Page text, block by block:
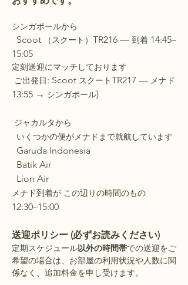
シンガポールから
Scoot （スクート） TR216 — 到着 14:45–
15:05
定刻送迎にマッチしております
ご出発日: Scoot スクートTR217 — メナド
13:55 → シンガポール)
ジャカルタから
いくつかの便がメナドまで就航しています
Garuda Indonesia
Batik Air
Lion Air
メナド到着が この辺りの時間のもの
12:30–15:00
送迎ポリシー (必ずお読みください)
定期スケジュール以外の時間帯での送迎をご
希望の場合は、お部屋の利用状況や人数に関
係なく、追加料金を申し受けます。